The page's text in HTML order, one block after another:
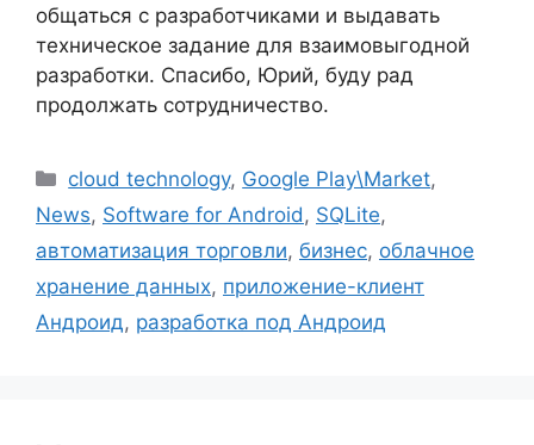
общаться с разработчиками и выдавать
техническое задание для взаимовыгодной
разработки. Спасибо, Юрий, буду рад
продолжать сотрудничество.
Рубрики
cloud technology, Google Play\Market,
News, Software for Android , SQLite,
автоматизация торговли, бизнес, облачное
хранение данных, приложение-клиент
Андроид, разработка под Андроид